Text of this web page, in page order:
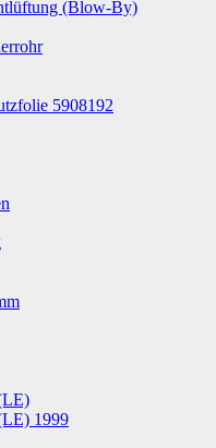
(Blow-By)
5908192
1999